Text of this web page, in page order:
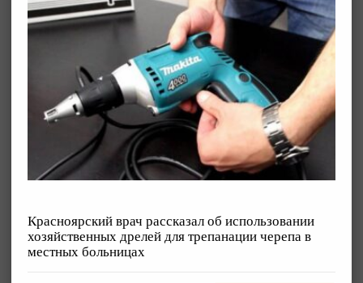
Красноярский врач рассказал об использовании
хозяйственных дрелей для трепанации черепа в
местных больницах